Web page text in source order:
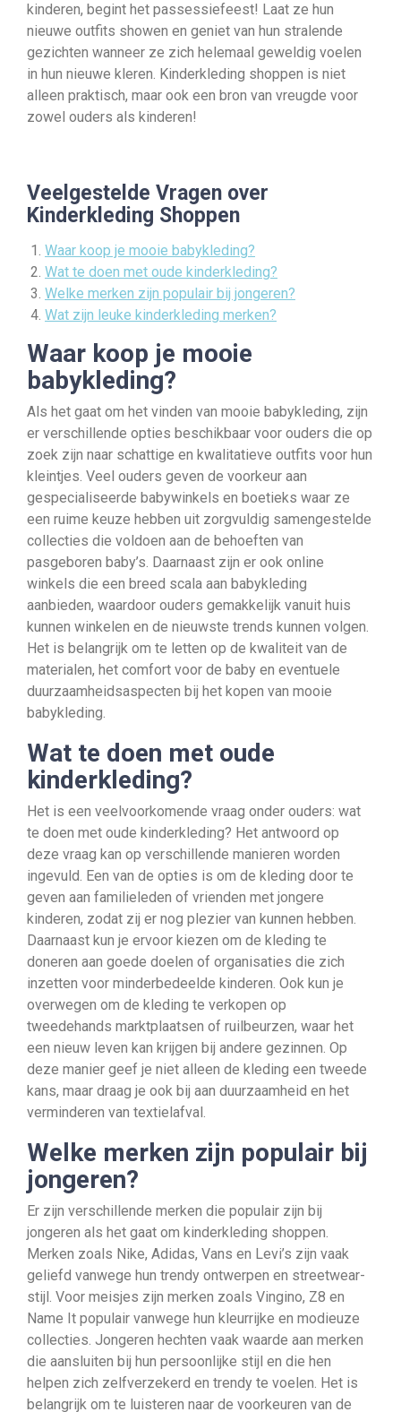
kinderen, begint het passessiefeest! Laat ze hun
nieuwe outfits showen en geniet van hun stralende
gezichten wanneer ze zich helemaal geweldig voelen
in hun nieuwe kleren. Kinderkleding shoppen is niet
alleen praktisch, maar ook een bron van vreugde voor
zowel ouders als kinderen!
Veelgestelde Vragen over
Kinderkleding Shoppen
Waar koop je mooie babykleding?
Wat te doen met oude kinderkleding?
Welke merken zijn populair bij jongeren?
Wat zijn leuke kinderkleding merken?
Waar koop je mooie
babykleding?
Als het gaat om het vinden van mooie babykleding, zijn
er verschillende opties beschikbaar voor ouders die op
zoek zijn naar schattige en kwalitatieve outfits voor hun
kleintjes. Veel ouders geven de voorkeur aan
gespecialiseerde babywinkels en boetieks waar ze
een ruime keuze hebben uit zorgvuldig samengestelde
collecties die voldoen aan de behoeften van
pasgeboren baby’s. Daarnaast zijn er ook online
winkels die een breed scala aan babykleding
aanbieden, waardoor ouders gemakkelijk vanuit huis
kunnen winkelen en de nieuwste trends kunnen volgen.
Het is belangrijk om te letten op de kwaliteit van de
materialen, het comfort voor de baby en eventuele
duurzaamheidsaspecten bij het kopen van mooie
babykleding.
Wat te doen met oude
kinderkleding?
Het is een veelvoorkomende vraag onder ouders: wat
te doen met oude kinderkleding? Het antwoord op
deze vraag kan op verschillende manieren worden
ingevuld. Een van de opties is om de kleding door te
geven aan familieleden of vrienden met jongere
kinderen, zodat zij er nog plezier van kunnen hebben.
Daarnaast kun je ervoor kiezen om de kleding te
doneren aan goede doelen of organisaties die zich
inzetten voor minderbedeelde kinderen. Ook kun je
overwegen om de kleding te verkopen op
tweedehands marktplaatsen of ruilbeurzen, waar het
een nieuw leven kan krijgen bij andere gezinnen. Op
deze manier geef je niet alleen de kleding een tweede
kans, maar draag je ook bij aan duurzaamheid en het
verminderen van textielafval.
Welke merken zijn populair bij
jongeren?
Er zijn verschillende merken die populair zijn bij
jongeren als het gaat om kinderkleding shoppen.
Merken zoals Nike, Adidas, Vans en Levi’s zijn vaak
geliefd vanwege hun trendy ontwerpen en streetwear-
stijl. Voor meisjes zijn merken zoals Vingino, Z8 en
Name It populair vanwege hun kleurrijke en modieuze
collecties. Jongeren hechten vaak waarde aan merken
die aansluiten bij hun persoonlijke stijl en die hen
helpen zich zelfverzekerd en trendy te voelen. Het is
belangrijk om te luisteren naar de voorkeuren van de